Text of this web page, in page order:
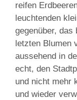
reifen
leuchtenden
gegenüber, das
letzten Blumen
aussehend in
echt, den
und nicht mehr
und wieder